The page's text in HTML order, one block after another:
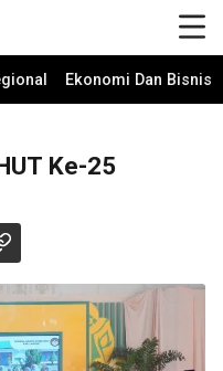
Ekonomi Dan Bisnis
Ke-25